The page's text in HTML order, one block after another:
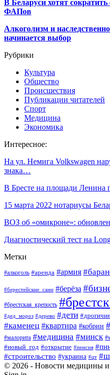
В Беларуси хотят сократить
ФАПов
Алкоголизм и
начинается выбор
Рубрики
Культура
Общество
Происшествия
Публикации читателей
Спорт
Медицина
Экономика
Интересное:
На ул. Немига Volkswagen
знака…
В Бресте на площади Ленина
15 марта 2022 нотариусы
ВОЗ об «омикроне»:
Диагностический тест на
Метки
#алкоголь #аренда #армия
#берестейские_сани #берёза
#брестская_крепость
#дед_мороз #дерево #дети
#каменец #квартира #кобрин
#малорита #медицина #минск
#новый_год #открытие #пенсия
#строительство #украина #цт
© 2026 - Новости медицины и